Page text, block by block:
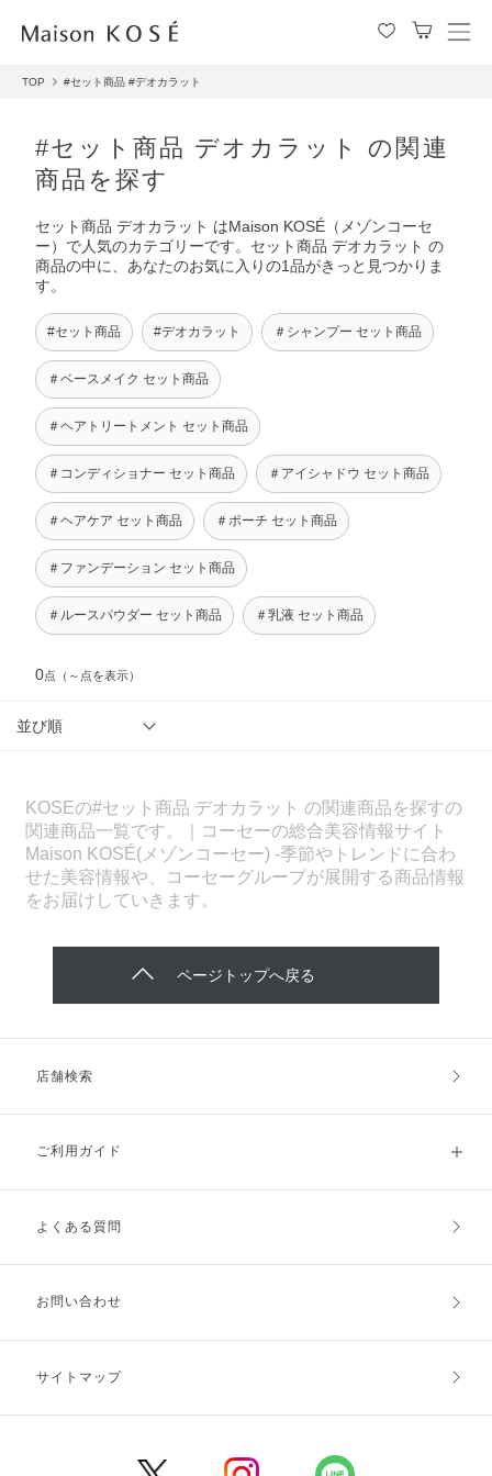
メ
TOP #セット商品 #デオカラット
#セット商品 デオカラット の関連
商品を探す
セット商品 デオカラット はMaison KOSÉ（メゾンコーセ
ー）で人気のカテゴリーです。セット商品 デオカラット の
商品の中に、あなたのお気に入りの1品がきっと見つかりま
す。
#セット商品 #デオカラット ＃シャンプー セット商品
＃ベースメイク セット商品
＃ヘアトリートメント セット商品
＃コンディショナー セット商品 ＃アイシャドウ セット商品
＃ヘアケア セット商品 ＃ポーチ セット商品
＃ファンデーション セット商品
＃ルースパウダー セット商品 ＃乳液 セット商品
0点 （～点を表示）
並び順
KOSEの#セット商品 デオカラット の関連商品を探すの
関連商品一覧です。｜コーセーの総合美容情報サイト
Maison KOSÉ(メゾンコーセー) -季節やトレンドに合わ
せた美容情報や、コーセーグループが展開する商品情報
をお届けしていきます。
ページトップへ戻る
店舗検索
ご利用ガイド
ご利用ガイドトップ
お支払方法
キャンセル・返品・交換
よくある質問
お問い合わせ
サイトマップ